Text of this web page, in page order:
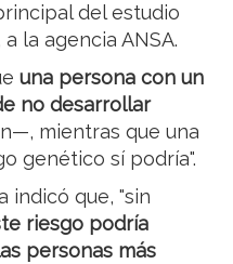
del estudio
la agencia ANSA.
una persona con un
no desarrollar
mientras que una
genético sí podría".
indicó que, "sin
riesgo podría
personas más